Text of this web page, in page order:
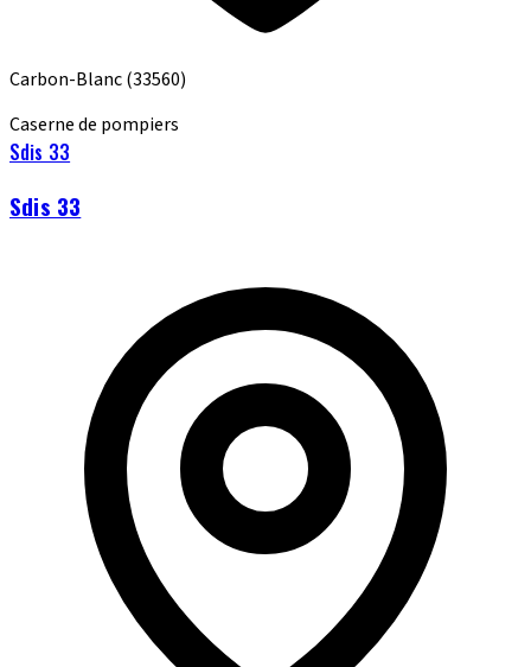
Carbon-Blanc(33560)
Caserne de pompiers
Sdis 33
Sdis 33